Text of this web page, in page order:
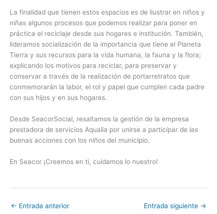
La finalidad que tienen estos espacios es de ilustrar en niños y
niñas algunos procesos que podemos realizar para poner en
práctica el reciclaje desde sus hogares e institución. También,
lideramos socialización de la importancia que tiene el Planeta
Tierra y sus recursos para la vida humana, la fauna y la flora;
explicando los motivos para reciclar, para preservar y
conservar a través de la realización de portarretratos que
conmemorarán la labor, el rol y papel que cumplen cada padre
con sus hijos y en sus hogares.
Desde SeacorSocial, resaltamos la gestión de la empresa
prestadora de servicios Aqualia por unirse a participar de las
buenas acciones con los niños del municipio.
En Seacor ¡Creemos en ti, cuidamos lo nuestro!
← Entrada anterior Entrada siguiente →